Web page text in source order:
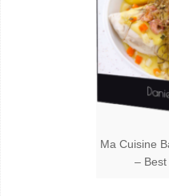
Ma Cuisine
– Best